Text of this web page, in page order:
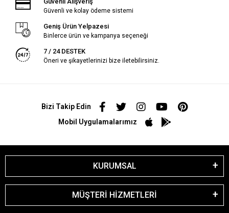
Güvenli ve kolay ödeme sistemi
Geniş Ürün Yelpazesi
Binlerce ürün ve kampanya seçeneği
7 / 24 DESTEK
Öneri ve şikayetlerinizi bize iletebilirsiniz.
Bizi Takip Edin
Mobil Uygulamalarımız
KURUMSAL
MÜŞTERİ HİZMETLERİ